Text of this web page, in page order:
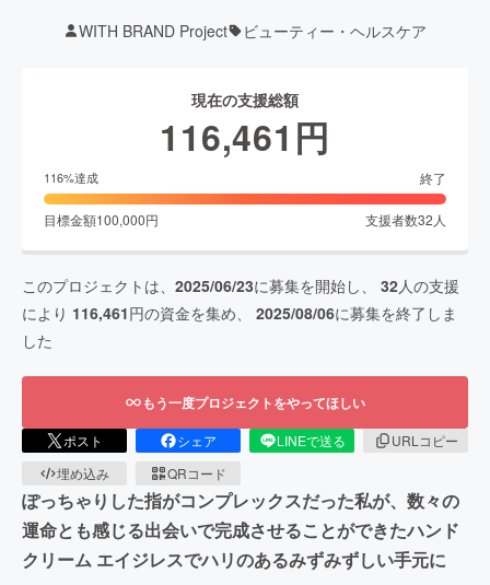
WITH BRAND Project ビューティー・ヘルスケア
現在の支援総額
116,461 円
116%達成 終了
目標金額100,000円 支援者数32 人
このプロジェクトは、 2025/06/23に募集を開始し、 32人の支援
により 116,461円の資金を集め、 2025/08/06に募集を終了しま
した
もう一度プロジェクトをやってほしい
ポスト シェア LINEで送る
URLコピー
埋め込み
QRコード
ぽっちゃりした指がコンプレックスだった私が、数々の
運命とも感じる出会いで完成させることができたハンド
クリーム エイジレスでハリのあるみずみずしい手元に